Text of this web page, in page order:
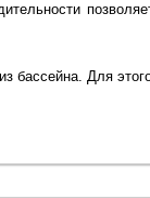
бассейна. Для